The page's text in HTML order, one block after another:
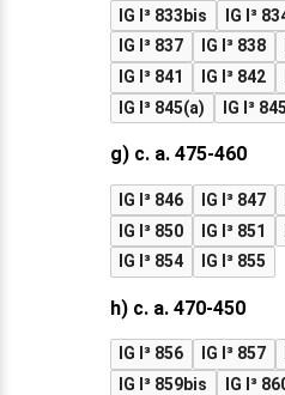
IG I³ 833bis
IG I³
IG I³ 837
IG I³ 838
IG I³ 841
IG I³ 842
IG I³ 845(a)
IG I³
g) c. a. 475-460
IG I³ 846 IG I³ 847
IG I³ 850
IG I³ 851
IG I³ 854
IG I³ 855
h) c. a. 470-450
IG I³ 856 IG I³ 857
IG I³ 859bis
IG I³